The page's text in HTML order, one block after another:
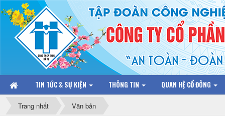
TIN TỨC & SỰ KIỆN THÔNG TIN QUAN HỆ CỔ ĐÔNG
Trang nhất Văn bản